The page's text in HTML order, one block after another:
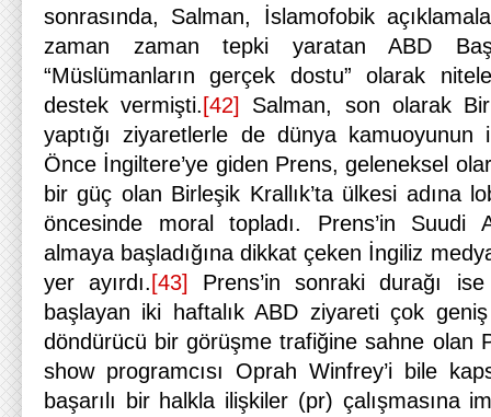
sonrasında, Salman, İslamofobik
zaman zaman tepki yaratan ABD
“Müslümanların gerçek dostu” olarak
destek vermişti. [42]
Salman, son olarak
yaptığı ziyaretlerle de dünya kamuoyunun
Önce İngiltere’ye giden Prens, geleneksel
bir güç olan Birleşik Krallık’ta ülkesi adına
öncesinde moral topladı. Prens’in Suudi
almaya başladığına dikkat çeken İngiliz
yer ayırdı. [43]
Prens’in sonraki durağı
başlayan iki haftalık ABD ziyareti çok
döndürücü bir görüşme trafiğine sahne olan
show programcısı Oprah Winfrey’i bile
başarılı bir halkla ilişkiler (pr) çalışmasına